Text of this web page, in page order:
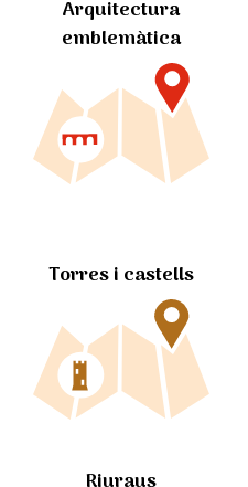
Arquitectura
emblemàtica
Torres i castells